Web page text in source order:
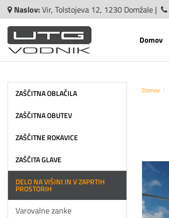
Naslov:Vir, Tolstojeva 12, 1230 Domžale |
Domov
ZAŠČITNA OBLAČILA
ZAŠČITNA OBUTEV
ZAŠČITNE ROKAVICE
ZAŠČITA GLAVE
DELO NA VIŠINI IN V ZAPRTIH
PROSTORIH
Varovalne zanke
Domov